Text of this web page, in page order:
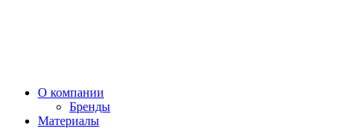
О компании
Бренды
Материалы